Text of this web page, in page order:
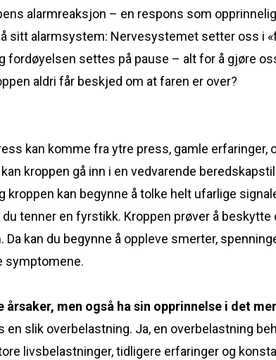
alarmreaksjon – en respons som
sitt alarmsystem: Nervesystemet setter oss i
fordøyelsen settes på pause – alt for å gjøre
aldri får beskjed om at faren er over?
kan komme fra ytre press, gamle
kroppen gå inn i en vedvarende
kan begynne å tolke helt ufarlige
tenner en fyrstikk. Kroppen prøver å
kan du begynne å oppleve smerter,
symptomene.
men også ha sin opprinnelse i det
en slik overbelastning. Ja, en overbelastning
livsbelastninger, tidligere erfaringer og